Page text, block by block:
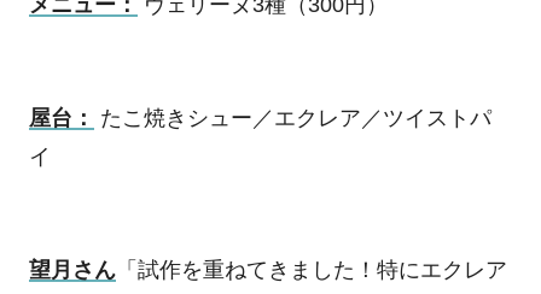
屋台：
たこ焼きシュー／エクレア／ツイストパ
イ
望月さん「試作を重ねてきました！特にエクレア